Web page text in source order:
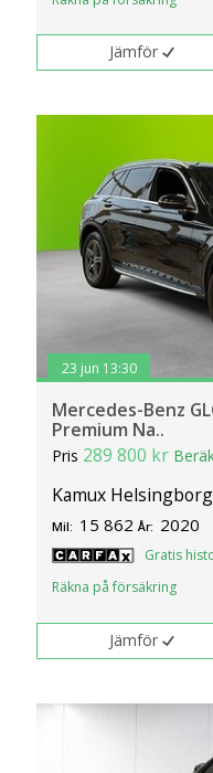
klickar du på Anpassa.
inställningar för cookies.
Jämför
23 jun 13:30
Mercedes-Benz
Premium Na..
Pris 289 800 kr
Kamux Helsingborg
Mil: 15 862 År: 2020
Gratis
Räkna på försäkring
Jämför